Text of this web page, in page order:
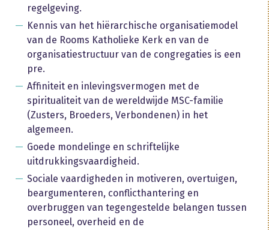
regelgeving.
Kennis van het hiërarchische organisatiemodel
van de Rooms Katholieke Kerk en van de
organisatiestructuur van de congregaties is een
pre.
Affiniteit en inlevingsvermogen met de
spiritualiteit van de wereldwijde MSC-familie
(Zusters, Broeders, Verbondenen) in het
algemeen.
Goede mondelinge en schriftelijke
uitdrukkingsvaardigheid.
Sociale vaardigheden in motiveren, overtuigen,
beargumenteren, conflicthantering en
overbruggen van tegengestelde belangen tussen
personeel, overheid en de